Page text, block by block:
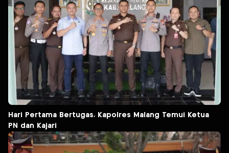
Hari Pertama Bertugas, Kapolres Malang Temui Ketua
PN dan Kajari